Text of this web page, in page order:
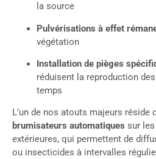
la source
Pulvérisations à effet
végétation
Installation de pièges
réduisent la reproduction
temps
L’un de nos atouts majeurs réside
brumisateurs automatiques sur
extérieures, qui permettent de
ou insecticides à intervalles